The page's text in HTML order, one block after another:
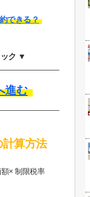
できる？
ク ▼
進む
算方法
× 制限税率